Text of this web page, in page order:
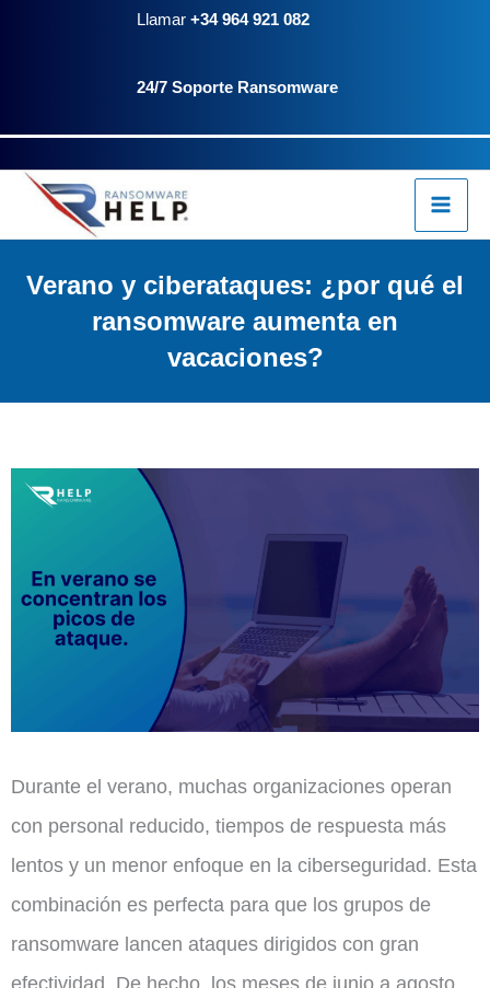
Llamar +34 964 921 082
24/7 Soporte Ransomware
Verano y ciberataques: ¿por qué el
ransomware aumenta en
vacaciones?
Durante el verano, muchas organizaciones operan
con personal reducido, tiempos de respuesta más
lentos y un menor enfoque en la ciberseguridad. Esta
combinación es perfecta para que los grupos de
ransomware lancen ataques dirigidos con gran